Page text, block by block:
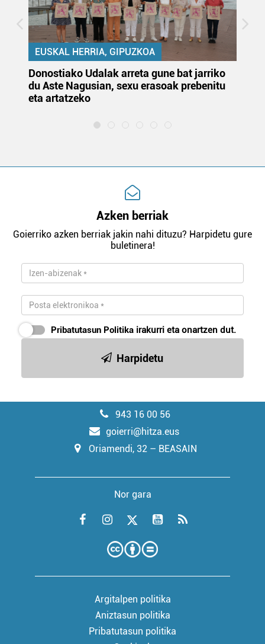
EUSKAL HERRIA, GIPUZKOA
Donostiako Udalak arreta gune bat jarriko
du Aste Nagusian, sexu erasoak prebenitu
eta artatzeko
Azken berriak
Goierriko azken berriak jakin nahi dituzu? Harpidetu gure
buletinera!
Pribatutasun Politika irakurri eta onartzen dut.
Harpidetu
943 16 00 56
goierri@hitza.eus
Oriamendi, 32 – BEASAIN
Nor gara
Argitalpen politika
Aniztasun politika
Pribatutasun politika